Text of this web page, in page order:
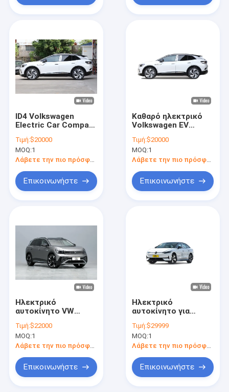
ID4 Volkswagen
Electric Car Compact
τεχνολογία αιχμής
Τιμή:$20000
MOQ:1
Λάβετε την πιο πρόσφατη τιμή
Επικοινωνήστε
Καθαρό ηλεκτρικό
Volkswagen EV
ID4 Crozz PRO Νέο
αυτοκίνητο Νέα
ενέργεια οχήματα
Τιμή:$20000
MOQ:1
Επικοινωνήστε
Ηλεκτρικό
αυτοκίνητο VW
ώρες χρόνος
φόρτισης
Τιμή:$22000
MOQ:1
Λάβετε την πιο πρόσφατη τιμή
Επικοινωνήστε
Ηλεκτρικό
αυτοκίνητο για
Vizzion
Χρησιμοποιούμενο
νέο ενεργειακό
Τιμή:$29999
MOQ:1
Λάβετε την πιο πρόσφατη τιμή
Επικοινωνήστε